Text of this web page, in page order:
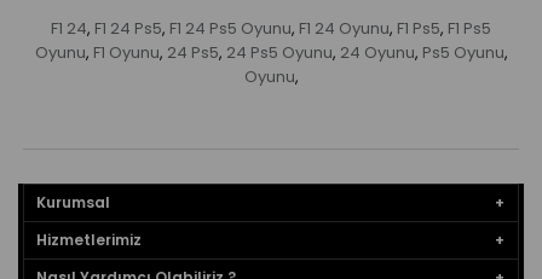
F1 24, F1 24 Ps5, F1 24 Ps5 Oyunu, F1 24 Oyunu, F1 Ps5, F1 Ps5
Oyunu, F1 Oyunu, 24 Ps5, 24 Ps5 Oyunu, 24 Oyunu, Ps5 Oyunu,
Oyunu,
Kurumsal
Hizmetlerimiz